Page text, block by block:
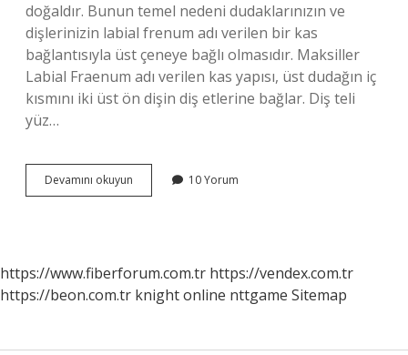
doğaldır. Bunun temel nedeni dudaklarınızın ve
dişlerinizin labial frenum adı verilen bir kas
bağlantısıyla üst çeneye bağlı olmasıdır. Maksiller
Labial Fraenum adı verilen kas yapısı, üst dudağın iç
kısmını iki üst ön dişin diş etlerine bağlar. Diş teli
yüz…
Devamını okuyun
Teli
10 Yorum
https://www.fiberforum.com.tr https://vendex.com.tr
https://beon.com.tr knight online nttgame Sitemap